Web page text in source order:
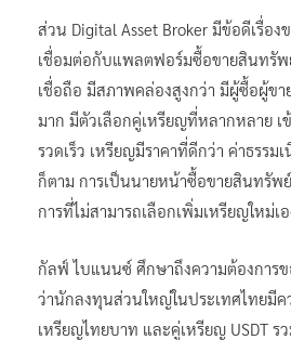
ส่วน Digital Asset Broker มีข้อดีเรื่อง
เชื่อมต่อกับแพลตฟอร์มซื้อขายสินทรัพ
เชื่อถือ มีสภาพคล่องสูงกว่า มีผู้ซื้อผู้ขา
มาก มีตัวเลือกคู่เหรียญที่หลากหลาย เ
รวดเร็ว เหรียญมีราคาที่ดีกว่า ค่าธรรม
ก็ตาม การเป็นนายหน้าซื้อขายสินทรัพ
การที่ไม่สามารถเลือกเพิ่มเหรียญใหม่เ
กัลฟ์ ไบแนนซ์ ศึกษาถึงความต้องการข
ว่านักลงทุนส่วนใหญ่ในประเทศไทยมีค
เหรียญไทยบาท และคู่เหรียญ USDT ร